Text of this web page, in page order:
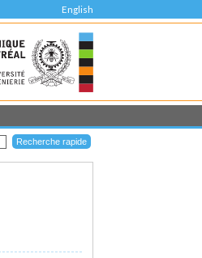
English